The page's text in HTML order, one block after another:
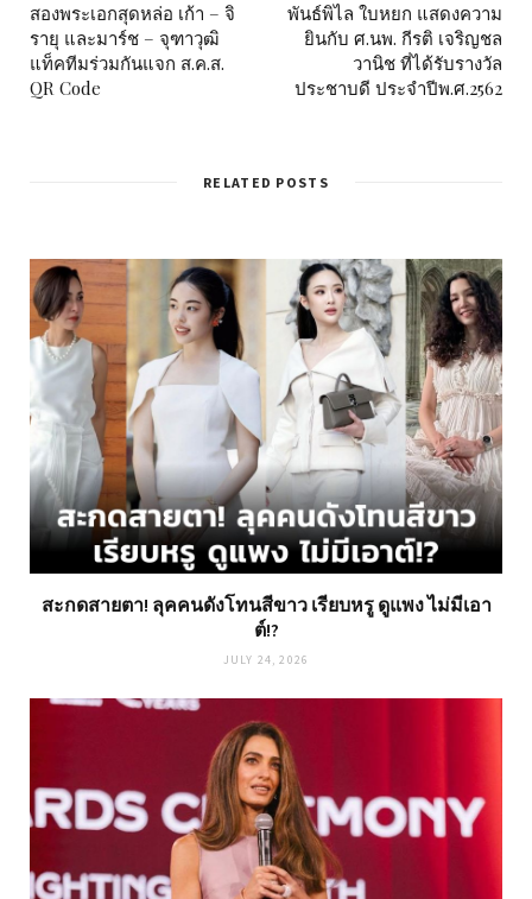
สองพระเอกสุดหล่อ เก้า – จิ
รายุ และมาร์ช – จุฑาวุฒิ
แท็คทีมร่วมกันแจก ส.ค.ส.
QR Code
พันธ์พิไล ใบหยก แสดงความ
ยินกับ ศ.นพ. กีรติ เจริญชล
วานิช ที่ได้รับรางวัล
ประชาบดี ประจำปีพ.ศ.2562
RELATED POSTS
สะกดสายตา! ลุคคนดังโทนสีขาว เรียบหรู ดูแพง ไม่มีเอา
ต์!?
JULY 24, 2026